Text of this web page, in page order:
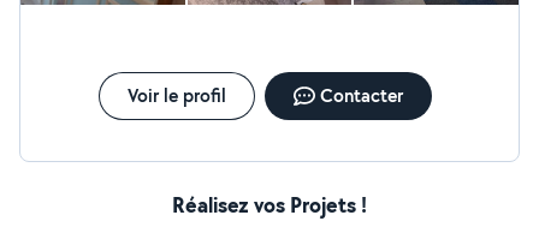
Voir le profil Contacter
Réalisez vos Projets !